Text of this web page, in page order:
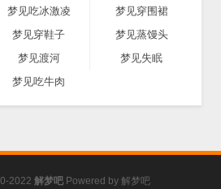
梦见吃冰激凌
梦见穿围裙
梦见穿鞋子
梦见蒸馒头
梦见渡河
梦见失眠
梦见吃牛肉
2022 解梦吧 Powered by 解梦吧